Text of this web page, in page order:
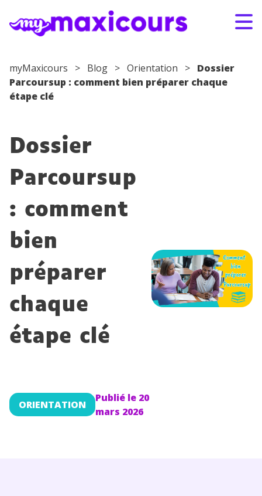
S'ABONNER CONNEXION
Par classe
Par matière
Nos offres
Qui sommes-nous ?
Conseils pour les parents
myMaxicours > Blog > Orientation > Dossier
Parcoursup : comment bien préparer chaque
étape clé
Dossier
Parcoursup
: comment
bien
préparer
chaque
étape clé
ORIENTATION
Publié le 20
mars 2026